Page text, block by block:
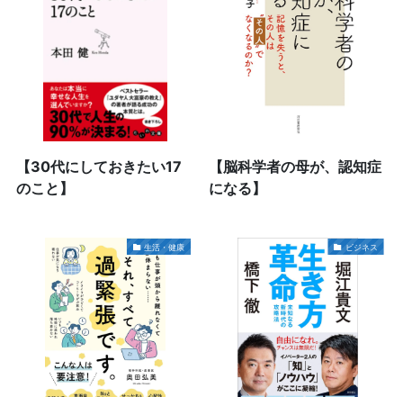
【30代にしておきたい17
のこと】
【脳科学者の母が、認知症
になる】
生活・健康 ビジネス